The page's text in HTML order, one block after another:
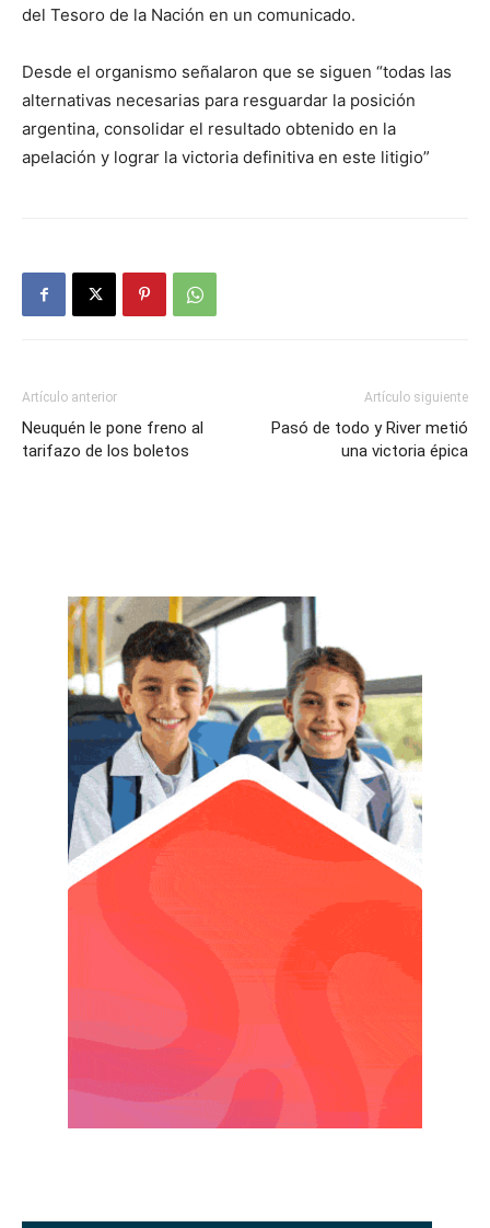
del Tesoro de la Nación en un comunicado.
Desde el organismo señalaron que se siguen “todas las
alternativas necesarias para resguardar la posición
argentina, consolidar el resultado obtenido en la
apelación y lograr la victoria definitiva en este litigio”
Artículo anterior
Neuquén le pone freno al
tarifazo de los boletos
Artículo siguiente
Pasó de todo y River metió
una victoria épica